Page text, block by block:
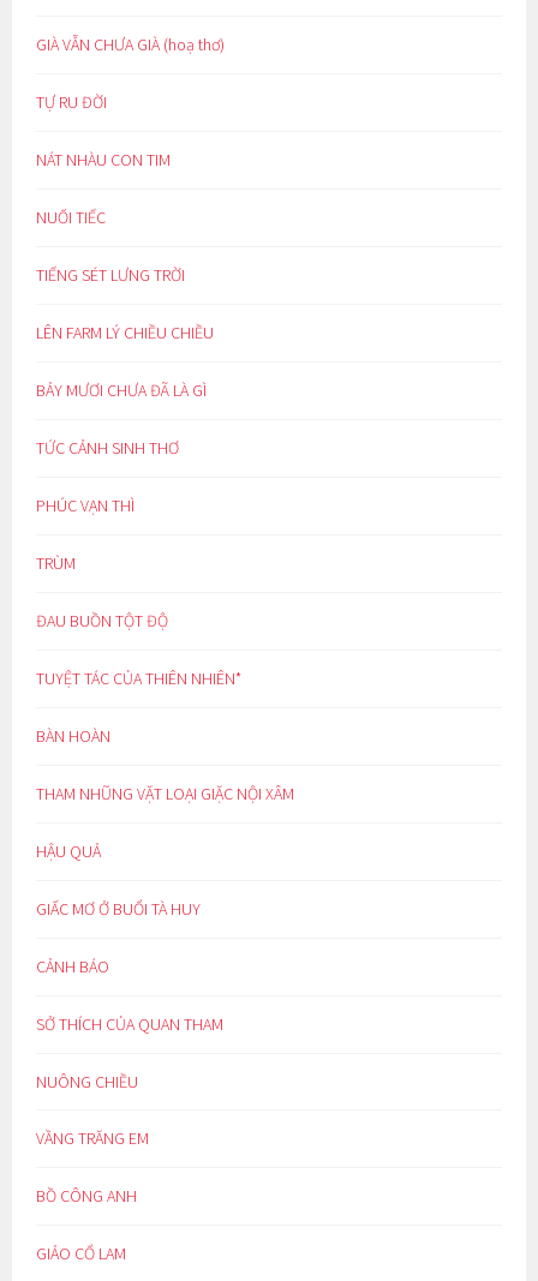
GIÀ VẪN CHƯA GIÀ (hoạ thơ)
TỰ RU ĐỜI
NÁT NHÀU CON TIM
NUỐI TIẾC
TIẾNG SÉT LƯNG TRỜI
LÊN FARM LÝ CHIỀU CHIỀU
BẢY MƯƠI CHƯA ĐÃ LÀ GÌ
TỨC CẢNH SINH THƠ
PHÚC VẠN THÌ
TRÙM
ĐAU BUỒN TỘT ĐỘ
TUYỆT TÁC CỦA THIÊN NHIÊN*
BÀN HOÀN
THAM NHŨNG VẶT LOẠI GIẶC NỘI XÂM
HẬU QUẢ
GIẤC MƠ Ở BUỔI TÀ HUY
CẢNH BÁO
SỞ THÍCH CỦA QUAN THAM
NUÔNG CHIỀU
VẦNG TRĂNG EM
BỒ CÔNG ANH
GIẢO CỔ LAM